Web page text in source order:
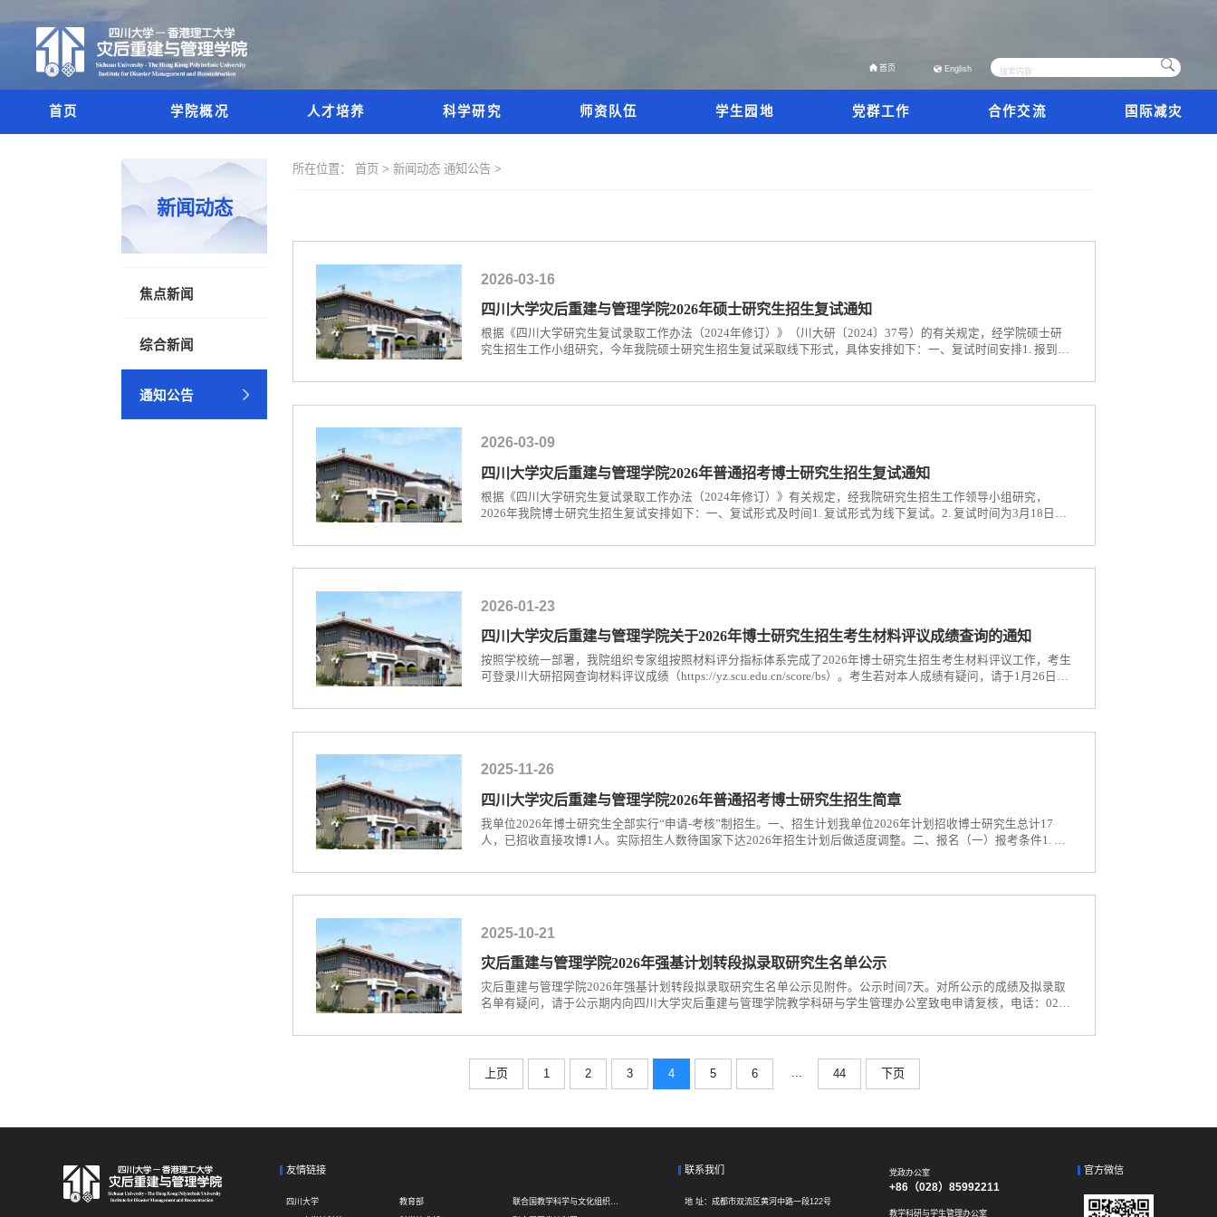
首页 English
首页 学院概况 人才培养 科学研究 师资队伍 学生园地 党群工作 合作交流 国际减灾
新闻动态
焦点新闻
综合新闻
通知公告
所在位置： 首页 >新闻动态通知公告 >
2026-03-16
四川大学灾后重建与管理学院2026年硕士研究生招生复试通知
根据《四川大学研究生复试录取工作办法（2024年修订）》（川大研〔2024〕37号）的有关规定，经学院硕士研
究生招生工作小组研究，今年我院硕士研究生招生复试采取线下形式，具体安排如下：一、复试时间安排1. 报到、
马会大楼C311室）注意事项：考生可凭本人有效身份证、准考证进入校门。2. 笔试：笔试时间：3月24日 8:30-...
2026-03-09
四川大学灾后重建与管理学院2026年普通招考博士研究生招生复试通知
根据《四川大学研究生复试录取工作办法（2024年修订）》有关规定，经我院研究生招生工作领导小组研究，
2026年我院博士研究生招生复试安排如下：一、复试形式及时间1. 复试形式为线下复试。2. 复试时间为3月18日。
日下午15:00。2. 报到地点：四川大学灾后重建与管理学院，香港马会大楼C311办公室（成都市双流区黄河中路
2026-01-23
四川大学灾后重建与管理学院关于2026年博士研究生招生考生材料评议成绩查询的通知
按照学校统一部署，我院组织专家组按照材料评分指标体系完成了2026年博士研究生招生考生材料评议工作，考生
可登录川大研招网查询材料评议成绩（https://yz.scu.edu.cn/score/bs）。考生若对本人成绩有疑问，请于1月26日
话：高老师，028-85996595特此通知。 四川大学灾后重建与管理学院2026年1月23
2025-11-26
四川大学灾后重建与管理学院2026年普通招考博士研究生招生简章
我单位2026年博士研究生全部实行“申请-考核”制招生。一、招生计划我单位2026年计划招收博士研究生总计17
人，已招收直接攻博1人。实际招生人数待国家下达2026年招生计划后做适度调整。二、报名（一）报考条件1. 考
国家专项计划外，不招收定向考生。3. 考生需提交由两名与报考专业相关的正高职称专家分别出具的书面推荐...
2025-10-21
灾后重建与管理学院2026年强基计划转段拟录取研究生名单公示
灾后重建与管理学院2026年强基计划转段拟录取研究生名单公示见附件。公示时间7天。对所公示的成绩及拟录取
名单有疑问，请于公示期内向四川大学灾后重建与管理学院教学科研与学生管理办公室致电申请复核，电话：028-
上页 1 2 3 4 5 6 44 下页
友情链接
四川大学 教育部
联系我们
地 址： 成都市双流区黄河中路一段122号
党政办公室
+86（028）85992211
教学科研与学生管理办公室
官方微信